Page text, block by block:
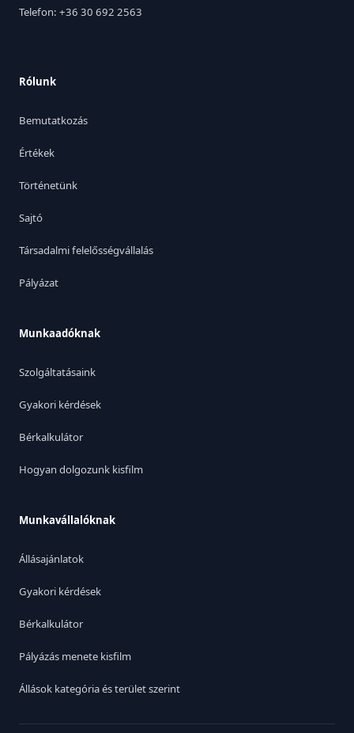
Telefon: +36 30 692 2563
Rólunk
Bemutatkozás
Értékek
Történetünk
Sajtó
Társadalmi felelősségvállalás
Pályázat
Munkaadóknak
Szolgáltatásaink
Gyakori kérdések
Bérkalkulátor
Hogyan dolgozunk kisfilm
Munkavállalóknak
Állásajánlatok
Gyakori kérdések
Bérkalkulátor
Pályázás menete kisfilm
Állások kategória és terület szerint